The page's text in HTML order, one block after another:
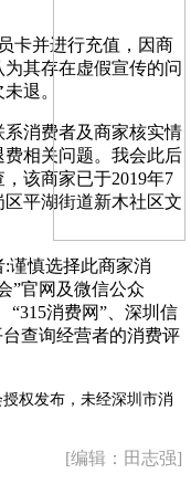
卡并进行充值，因商
其存在虚假宣传的问
退。
消费者及商家核实情
相关问题。我会此后
该商家已于2019年7
平湖街道新木社区文
谨慎选择此商家消
”官网及微信公众
“315消费网”、深圳信
台查询经营者的消费评
权发布，未经深圳市消
[编辑：田志强]